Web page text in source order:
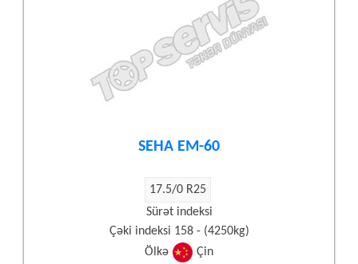
SEHA EM-60
17.5/0 R25
Sürət indeksi
Çəki indeksi 158 - (4250kg)
Ölkə
Çin